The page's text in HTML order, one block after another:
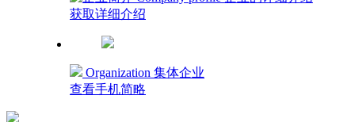
获取详细介绍
Organization 集体企业
查看手机简略